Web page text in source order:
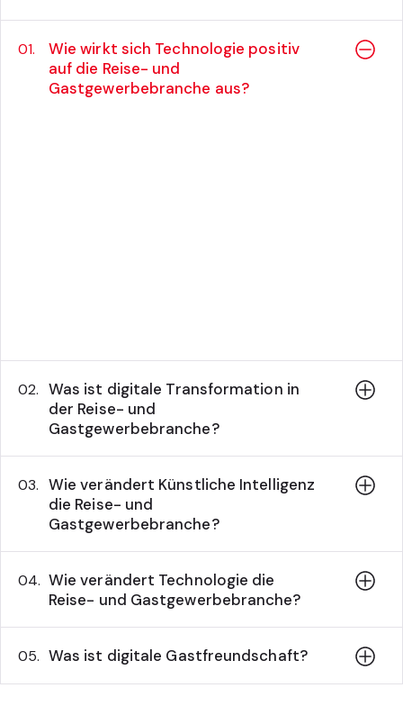
01.
Wie wirkt sich Technologie positiv
auf die Reise- und
Gastgewerbebranche aus?
02. Was ist digitale Transformation in
der Reise- und
Gastgewerbebranche?
03. Wie verändert Künstliche Intelligenz
die Reise- und
Gastgewerbebranche?
04. Wie verändert Technologie die
Reise- und Gastgewerbebranche?
05. Was ist digitale Gastfreundschaft?